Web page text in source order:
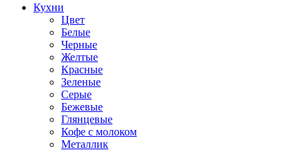
Кухни
Цвет
Белые
Черные
Желтые
Красные
Зеленые
Серые
Бежевые
Глянцевые
Кофе с молоком
Металлик